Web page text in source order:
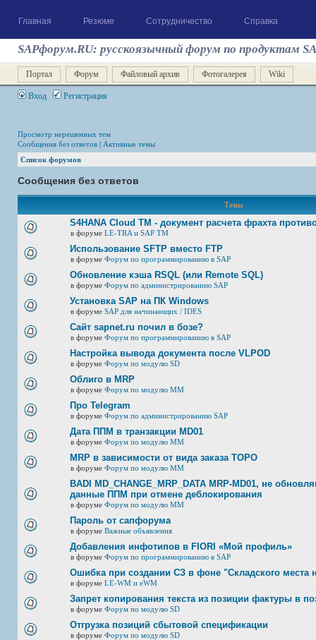
Главная Резюме Сотрудничество Справка
SAPфорум.RU: русскоязычный форум по продуктам
Портал Форум Файловый архив Фотогалерея Wiki
Вход Регистрация
Просмотр нерешенных тем
Сообщения без ответов | Активные темы
Список форумов
Сообщения без ответов
Темы
S4HANA Cloud TM - документ расчета фрахта
в форуме LE-TRA и SAP TM
Использование SFTP вместо FTP
в форуме Форум по программированию в SAP
Обновление кэша RSQL (или Remote SQL)
в форуме Форум по администрированию SAP
Установка SAP на ПК Windows
в форуме SAP для начинающих / IDES
Сайт sapnet.ru почил в бозе?
в форуме Форум по программированию в SAP
Настройка вывода документа после VLPOD
в форуме Форум по модулю SD
Облиго в MRP
в форуме Форум по модулю ММ
Про Telegram
в форуме Форум по администрированию SAP
Дата ППМ в транзакции MD01
в форуме Форум по модулю ММ
MRP в зависимости от вида заказа ТОРО
в форуме Форум по модулю ММ
BADI MD_CHANGE_MRP_DATA MRP-MD01, не
данные ППМ при отмене деблокирования
в форуме Форум по модулю ММ
Пароль от сапфорума
в форуме Важные объявления
Добавления инфотипов в FIORI «Мой профиль»
в форуме Форум по программированию в SAP
Ошибка при создании СЗ в фоне "Складского места
в форуме LE-WM и eWM
Запрет копирования текста из позиции фактуры в
в форуме Форум по модулю SD
Отгрузка позиций сбытовой спецификации
в форуме Форум по модулю SD